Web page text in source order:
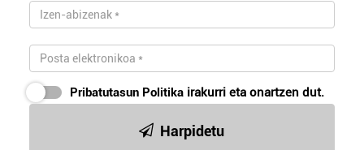
Pribatutasun Politika irakurri eta onartzen dut.
Harpidetu